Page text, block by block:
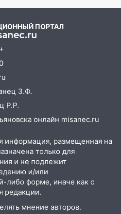
выиграла два
мира
открыли памятную
Рылееву
спасатели ночью
в заброшенных
улицах Ульяновска
двоих участников
при ЦГКБ
на 7 и 8 лет
сбили над
и Саратовской
ПОРТАЛ
З.Ф.
Р.Р.
онлайн misanec.ru
информация, размещенная на
только для
и не подлежит
и/или
либо форме, иначе как с
редакции.
мнение авторов.